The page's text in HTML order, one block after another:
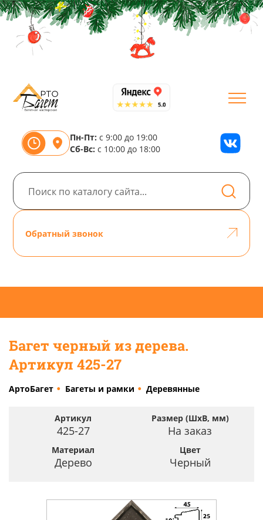
Пн-Пт: с 9:00 до 19:00
Сб-Вс: с 10:00 до 18:00
Обратный звонок
Багет черный из дерева.
Артикул 425-27
АртоБагет Багеты и рамки Деревянные
Артикул
425-27
Размер (ШхВ, мм)
На заказ
Материал
Дерево
Цвет
Черный